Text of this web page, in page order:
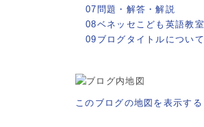
07問題・解答・解説
08ベネッセこども英語教室
09ブログタイトルについて
このブログの地図を表示する